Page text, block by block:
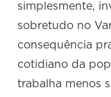
simplesmente,
sobretudo no
consequência
cotidiano da
trabalha menos